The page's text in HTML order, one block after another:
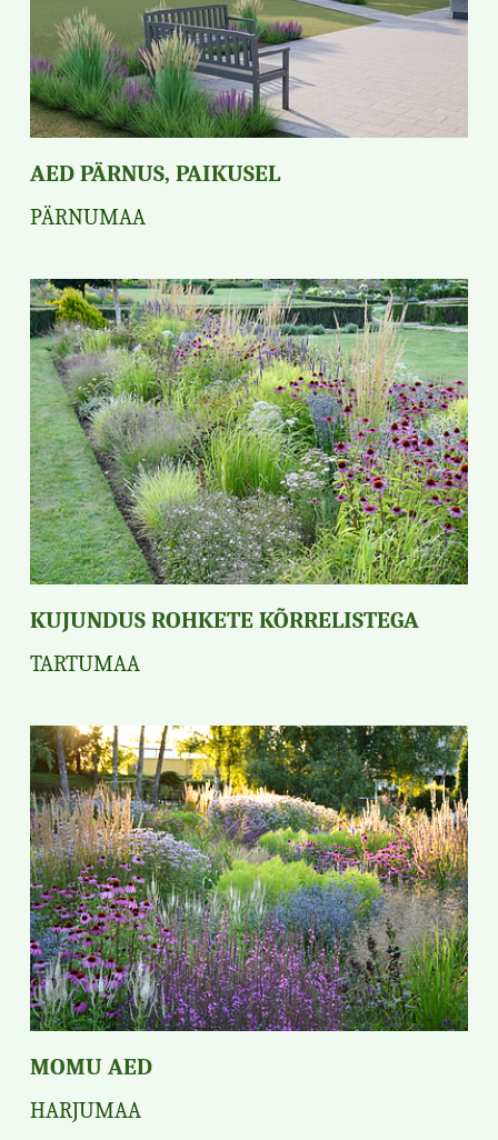
AED PÄRNUS, PAIKUSEL
PÄRNUMAA
KUJUNDUS ROHKETE KÕRRELISTEGA
TARTUMAA
MOMU AED
HARJUMAA